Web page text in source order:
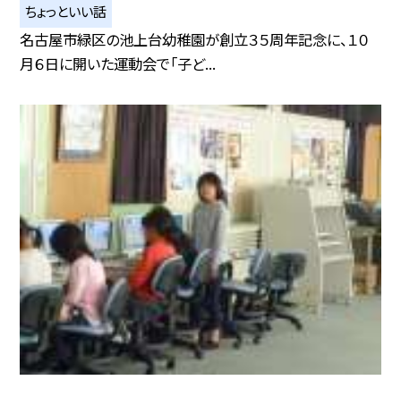
ちょっといい話
名古屋市緑区の池上台幼稚園が創立３５周年記念に、１０
月６日に開いた運動会で「子ど...